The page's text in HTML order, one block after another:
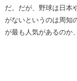
だ。だが、野球は日本
がないというのは周知
が最も人気があるのか